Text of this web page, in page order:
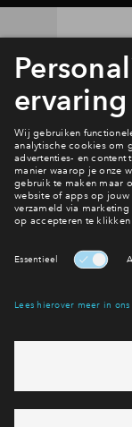
Doe
Hiermee blijf je op
6 dagen